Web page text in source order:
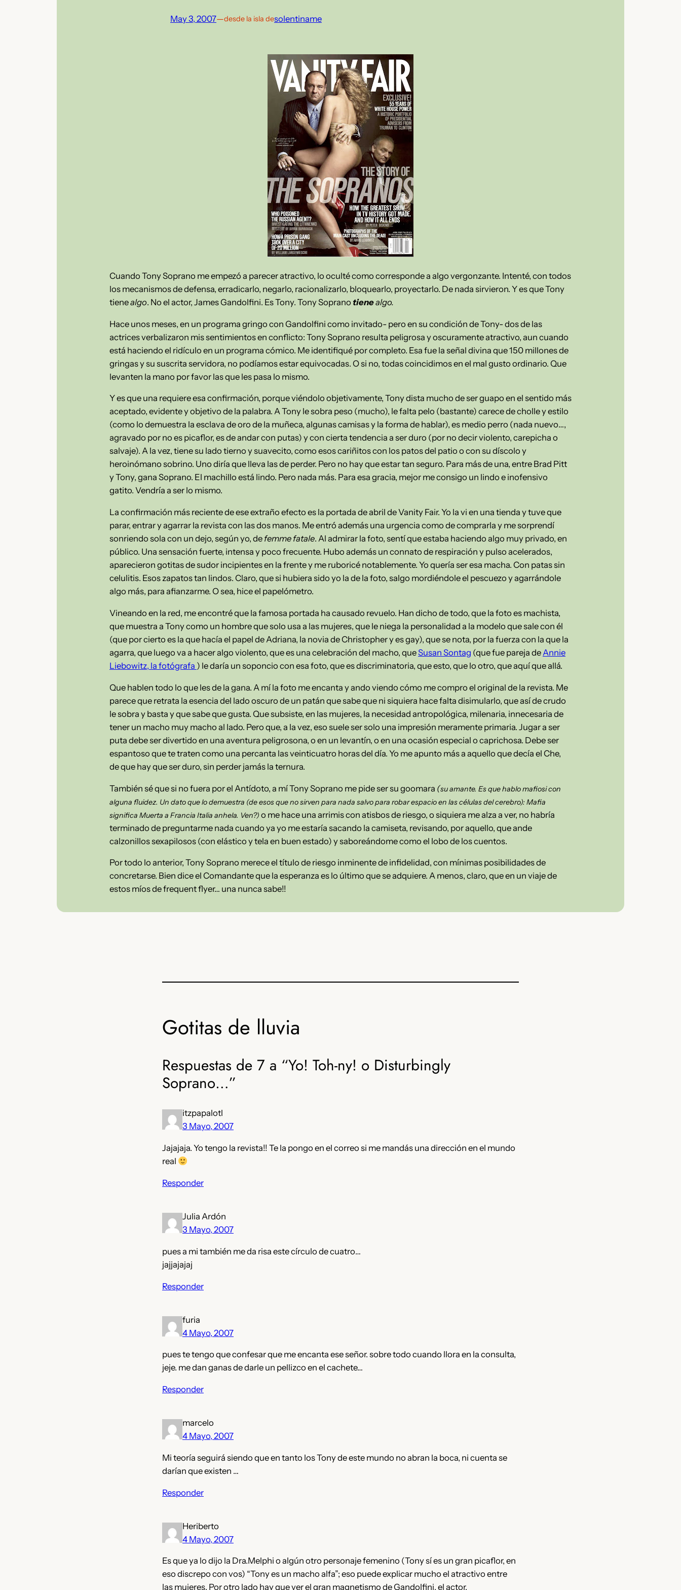
May 3, 2007—desde la isla desolentiname
Cuando Tony Soprano me empezó a parecer atractivo, lo oculté como corresponde a algo vergonzante. Intenté, con todos
los mecanismos de defensa, erradicarlo, negarlo, racionalizarlo, bloquearlo, proyectarlo. De nada sirvieron. Y es que Tony
tienealgo. No el actor, James Gandolfini. Es Tony. Tony Soprano tienealgo.
Hace unos meses, en un programa gringo con Gandolfini como invitado- pero en su condición de Tony- dos de las
actrices verbalizaron mis sentimientos en conflicto: Tony Soprano resulta peligrosa y oscuramente atractivo, aun cuando
está haciendo el ridículo en un programa cómico. Me identifiqué por completo. Esa fue la señal divina que 150 millones de
gringas y su suscrita servidora, no podíamos estar equivocadas. O si no, todas coincidimos en el mal gusto ordinario. Que
levanten la mano por favor las que les pasa lo mismo.
Y es que una requiere esa confirmación, porque viéndolo objetivamente, Tony dista mucho de ser guapo en el sentido más
aceptado, evidente y objetivo de la palabra. A Tony le sobra peso (mucho), le falta pelo (bastante) carece de cholle y estilo
(como lo demuestra la esclava de oro de la muñeca, algunas camisas y la forma de hablar), es medio perro (nada nuevo…,
agravado por no es picaflor, es de andar con putas) y con cierta tendencia a ser duro (por no decir violento, carepicha o
salvaje). A la vez, tiene su lado tierno y suavecito, como esos cariñitos con los patos del patio o con su díscolo y
heroinómano sobrino. Uno diría que lleva las de perder. Pero no hay que estar tan seguro. Para más de una, entre Brad Pitt
y Tony, gana Soprano. El machillo está lindo. Pero nada más. Para esa gracia, mejor me consigo un lindo e inofensivo
gatito. Vendría a ser lo mismo.
La confirmación más reciente de ese extraño efecto es la portada de abril de Vanity Fair. Yo la vi en una tienda y tuve que
parar, entrar y agarrar la revista con las dos manos. Me entró además una urgencia como de comprarla y me sorprendí
sonriendo sola con un dejo, según yo, de femme fatale. Al admirar la foto, sentí que estaba haciendo algo muy privado, en
público. Una sensación fuerte, intensa y poco frecuente. Hubo además un connato de respiración y pulso acelerados,
aparecieron gotitas de sudor incipientes en la frente y me ruboricé notablemente. Yo quería ser esa macha. Con patas sin
celulitis. Esos zapatos tan lindos. Claro, que si hubiera sido yo la de la foto, salgo mordiéndole el pescuezo y agarrándole
algo más, para afianzarme. O sea, hice el papelómetro.
Vineando en la red, me encontré que la famosa portada ha causado revuelo. Han dicho de todo, que la foto es machista,
que muestra a Tony como un hombre que solo usa a las mujeres, que le niega la personalidad a la modelo que sale con él
(que por cierto es la que hacía el papel de Adriana, la novia de Christopher y es gay), que se nota, por la fuerza con la que la
agarra, que luego va a hacer algo violento, que es una celebración del macho, queSusan Sontag (que fue pareja de Annie
Liebowitz, la fotógrafa ) le daría un soponcio con esa foto, que es discriminatoria, que esto, que lo otro, que aquí que allá.
Que hablen todo lo que les de la gana. A mí la foto me encanta y ando viendo cómo me compro el original de la revista. Me
parece que retrata la esencia del lado oscuro de un patán que sabe que ni siquiera hace falta disimularlo, que así de crudo
le sobra y basta y que sabe que gusta. Que subsiste, en las mujeres, la necesidad antropológica, milenaria, innecesaria de
tener un macho muy macho al lado. Pero que, a la vez, eso suele ser solo una impresión meramente primaria. Jugar a ser
puta debe ser divertido en una aventura peligrosona, o en un levantín, o en una ocasión especial o caprichosa. Debe ser
espantoso que te traten como una percanta las veinticuatro horas del día. Yo me apunto más a aquello que decía el Che,
de que hay que ser duro, sin perder jamás la ternura.
También sé que si no fuera por el Antídoto, a mí Tony Soprano me pide ser su goomara (su amante. Es que hablo mafiosi con
alguna fluidez. Un dato que lo demuestra (de esos que no sirven para nada salvo para robar espacio en las células del cerebro): Mafia
significa Muerta a Francia Italia anhela. Ven?) o me hace una arrimis con atisbos de riesgo, o siquiera me alza a ver, no habría
terminado de preguntarme nada cuando ya yo me estaría sacando la camiseta, revisando, por aquello, que ande
calzonillos sexapilosos (con elástico y tela en buen estado) y saboreándome como el lobo de los cuentos.
Por todo lo anterior, Tony Soprano merece el título de riesgo inminente de infidelidad, con mínimas posibilidades de
concretarse. Bien dice el Comandante que la esperanza es lo último que se adquiere. A menos, claro, que en un viaje de
estos míos de frequent flyer… una nunca sabe!!
Gotitas de lluvia
Respuestas de 7 a “Yo! Toh-ny! o Disturbingly
Soprano…”
itzpapalotl
3 Mayo, 2007
Jajajaja. Yo tengo la revista!! Te la pongo en el correo si me mandás una dirección en el mundo
real
Responder
Julia Ardón
3 Mayo, 2007
pues a mi también me da risa este círculo de cuatro…
jajjajajaj
Responder
furia
4 Mayo, 2007
pues te tengo que confesar que me encanta ese señor. sobre todo cuando llora en la consulta,
jeje. me dan ganas de darle un pellizco en el cachete…
Responder
marcelo
4 Mayo, 2007
Mi teoría seguirá siendo que en tanto los Tony de este mundo no abran la boca, ni cuenta se
darían que existen …
Responder
Heriberto
4 Mayo, 2007
Es que ya lo dijo la Dra.Melphi o algún otro personaje femenino (Tony sí es un gran picaflor, en
eso discrepo con vos) “Tony es un macho alfa”; eso puede explicar mucho el atractivo entre
las mujeres. Por otro lado hay que ver el gran magnetismo de Gandolfini, el actor.